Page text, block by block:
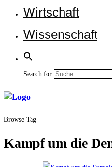
Wirt­schaft
Wis­sen­schaft
Search for:
Browse Tag
Kampf um die